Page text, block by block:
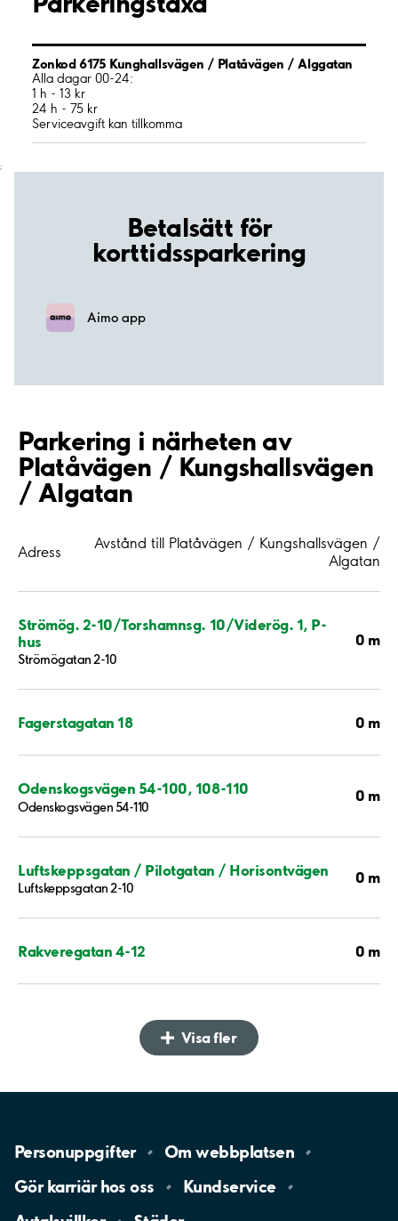
Zonkod 6175 Kunghallsvägen / Platåvägen / Alggatan
Alla dagar 00-24:
1 h - 13 kr
24 h - 75 kr
Serviceavgift kan tillkomma
;
Betalsätt för
korttidssparkering
Aimo app
Parkering i närheten av
Platåvägen / Kungshallsvägen
/ Algatan
Adress
Avstånd till Platåvägen / Kungshallsvägen /
Algatan
Strömög. 2-10/Torshamnsg. 10/Viderög. 1, P-
hus
Strömögatan 2-10
0 m
Fagerstagatan 18 0 m
Odenskogsvägen 54-100, 108-110
Odenskogsvägen 54-110
0 m
Luftskeppsgatan / Pilotgatan / Horisontvägen
Luftskeppsgatan 2-10
0 m
Rakveregatan 4-12 0 m
Visa fler
Personuppgifter Omwebbplatsen
Gör karriär hososs
Kundservice